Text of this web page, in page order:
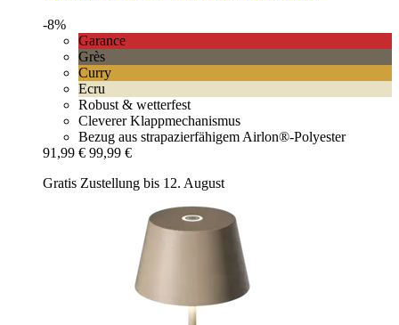
-8%
Garance
Grès
Curry
Ecru
Robust & wetterfest
Cleverer Klappmechanismus
Bezug aus strapazierfähigem Airlon®-Polyester
91,99 € 99,99 €
Gratis Zustellung bis 12. August